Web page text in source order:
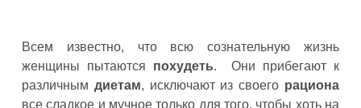
Всем известно, что всю сознательную жизнь
женщины пытаются похудеть. Они прибегают к
различным диетам, исключают из своего рациона
все сладкое и мучное только для того, чтобы хоть на